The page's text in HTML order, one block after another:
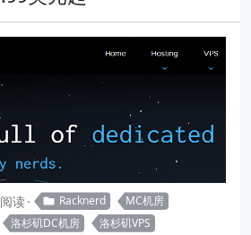
读 Racknerd
MC机房
洛杉矶DC机房
洛杉矶VPS